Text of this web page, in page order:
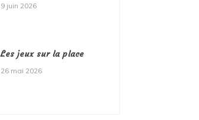
9 juin 2026
Les jeux sur la place
26 mai 2026